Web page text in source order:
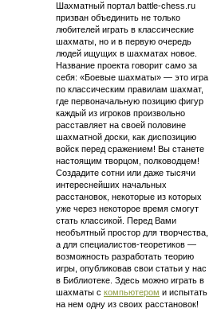
Шахматный портал battle-chess.ru
призван объединить не только
любителей играть в классические
шахматы, но и в первую очередь
людей ищущих в шахматах новое.
Название проекта говорит само за
себя: «Боевые шахматы» — это игра
по классическим правилам шахмат,
где первоначальную позицию фигур
каждый из игроков произвольно
расставляет на своей половине
шахматной доски, как диспозицию
войск перед сражением! Вы станете
настоящим творцом, полководцем!
Создадите сотни или даже тысячи
интереснейших начальных
расстановок, некоторые из которых
уже через некоторое время смогут
стать классикой. Перед Вами
необъятный простор для творчества,
а для специалистов-теоретиков —
возможность разработать теорию
игры, опубликовав свои статьи у нас
в Библиотеке. Здесь можно играть в
шахматы с компьютером и испытать
на нем одну из своих расстановок!